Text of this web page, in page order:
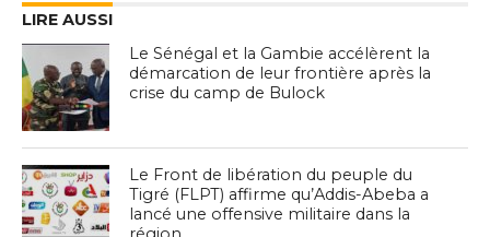
LIRE AUSSI
Le Sénégal et la Gambie accélèrent la
démarcation de leur frontière après la
crise du camp de Bulock
Le Front de libération du peuple du
Tigré (FLPT) affirme qu’Addis-Abeba a
lancé une offensive militaire dans la